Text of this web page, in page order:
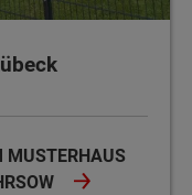
MUSTERHAUS